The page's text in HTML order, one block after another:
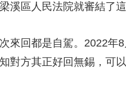
網球 綜合體育 亞冬會
區人民法院就審結了這
回都是自駕。2022年8
對方其正好回無錫，可